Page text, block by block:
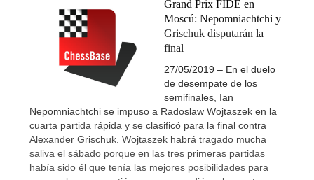
Grand Prix FIDE en
Moscú: Nepomniachtchi y
Grischuk disputarán la
final
27/05/2019 – En el duelo
de desempate de los
semifinales, Ian
Nepomniachtchi se impuso a Radoslaw Wojtaszek en la
cuarta partida rápida y se clasificó para la final contra
Alexander Grischuk. Wojtaszek habrá tragado mucha
saliva el sábado porque en las tres primeras partidas
había sido él que tenía las mejores posibilidades para